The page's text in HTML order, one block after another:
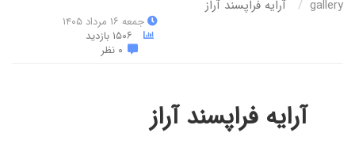
gallery آرایه فراپسند آراز
جمعه ۱۶ مرداد ۱۴۰۵
آرایه فراپسند آراز